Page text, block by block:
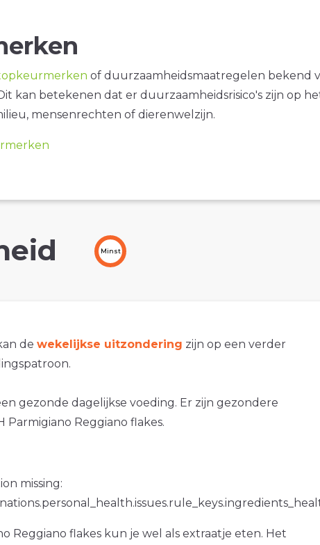
of duurzaamheidsmaatregelen bekend
kan betekenen dat er duurzaamheidsrisico's zijn op
mensenrechten of dierenwelzijn.
Minst
de wekelijkse uitzondering zijn op een verder
gezonde dagelijkse voeding. Er zijn gezondere
Parmigiano Reggiano flakes.
missing:
Reggiano flakes kun je wel als extraatje eten. Het